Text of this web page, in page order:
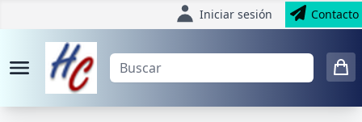
Iniciar sesión Contacto